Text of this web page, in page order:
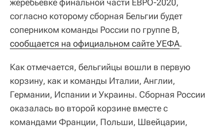
жеребьевке финальной части ЕВРО-2020,
согласно которому сборная Бельгии будет
соперником команды России по группе В,
сообщается на официальном сайте УЕФА.
Как отмечается, бельгийцы вошли в первую
корзину, как и команды Италии, Англии,
Германии, Испании и Украины. Сборная России
оказалась во второй корзине вместе с
командами Франции, Польши, Швейцарии,